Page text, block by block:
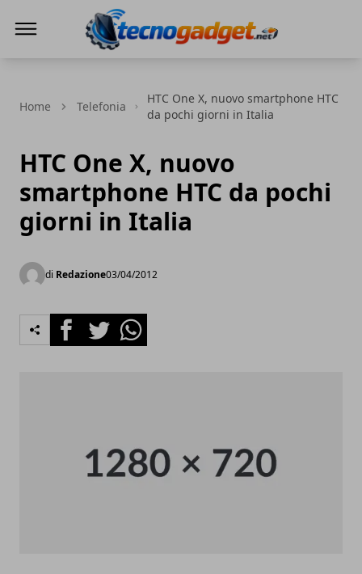
Home Telefonia
HTC One X, nuovo smartphone HTC
da pochi giorni in Italia
HTC One X, nuovo
smartphone HTC da pochi
giorni in Italia
di Redazione03/04/2012
FacebookTwitterWhatsapp